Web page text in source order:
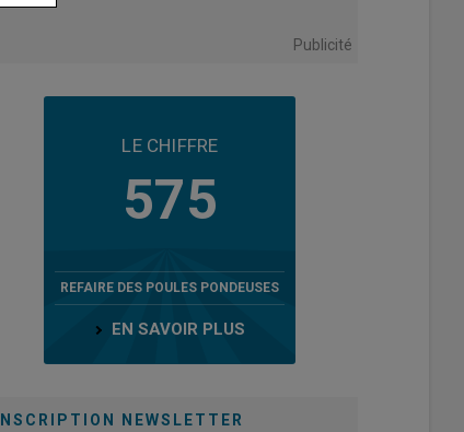
Publicité
LE CHIFFRE
575
REFAIRE DES POULES PONDEUSES
EN SAVOIR PLUS
INSCRIPTION NEWSLETTER